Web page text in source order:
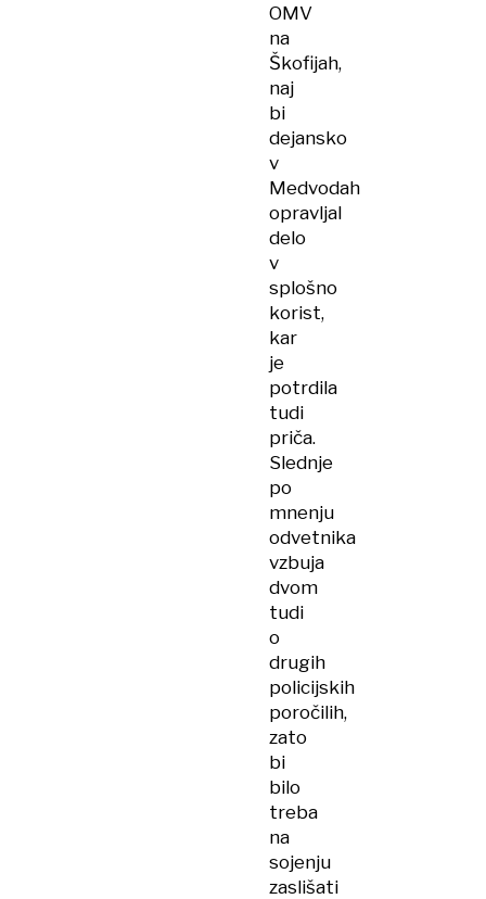
OMV
na
Škofijah,
naj
bi
dejansko
v
Medvodah
opravljal
delo
v
splošno
korist,
kar
je
potrdila
tudi
priča.
Slednje
po
mnenju
odvetnika
vzbuja
dvom
tudi
o
drugih
policijskih
poročilih,
zato
bi
bilo
treba
na
sojenju
zaslišati